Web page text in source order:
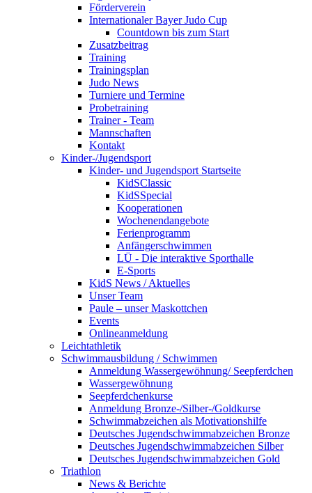
Förderverein
Internationaler Bayer Judo Cup
Countdown bis zum Start
Zusatzbeitrag
Training
Trainingsplan
Judo News
Turniere und Termine
Probetraining
Trainer - Team
Mannschaften
Kontakt
Kinder-/Jugendsport
Kinder- und Jugendsport Startseite
KidSClassic
KidSSpecial
Kooperationen
Wochenendangebote
Ferienprogramm
Anfängerschwimmen
LÜ - Die interaktive Sporthalle
E-Sports
KidS News / Aktuelles
Unser Team
Paule – unser Maskottchen
Events
Onlineanmeldung
Leichtathletik
Schwimmausbildung / Schwimmen
Anmeldung Wassergewöhnung/ Seepferdchen
Wassergewöhnung
Seepferdchenkurse
Anmeldung Bronze-/Silber-/Goldkurse
Schwimmabzeichen als Motivationshilfe
Deutsches Jugendschwimmabzeichen Bronze
Deutsches Jugendschwimmabzeichen Silber
Deutsches Jugendschwimmabzeichen Gold
Triathlon
News & Berichte